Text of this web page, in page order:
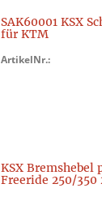
SAK60001 KSX
für KTM
ArtikelNr.:
KSX Bremshebel
Freeride 250/350